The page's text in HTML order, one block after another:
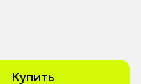
Купить